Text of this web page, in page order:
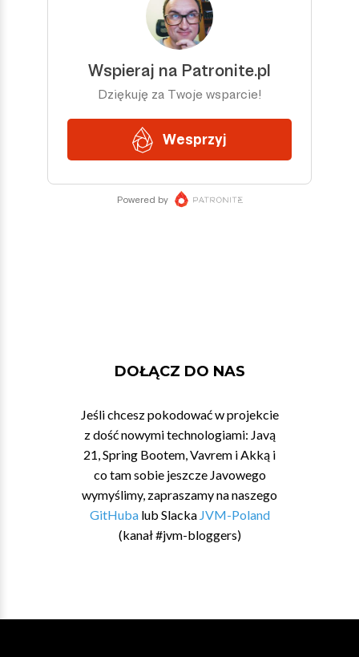
DOŁĄCZ DO NAS
Jeśli chcesz pokodować w projekcie
z dość nowymi technologiami: Javą
21, Spring Bootem, Vavrem i Akką i
co tam sobie jeszcze Javowego
wymyślimy, zapraszamy na naszego
GitHubalub Slacka JVM-Poland
(kanał #jvm-bloggers)